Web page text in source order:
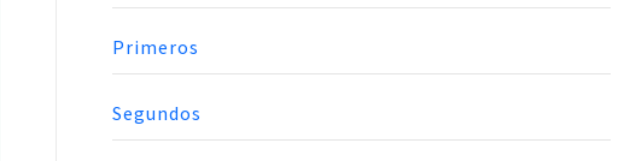
Primeros
Segundos